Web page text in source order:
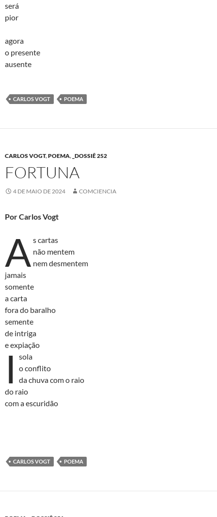
será
pior
agora
o presente
ausente
CARLOS VOGT POEMA
CARLOS VOGT,POEMA, _DOSSIÊ 252
FORTUNA
4 DE MAIO DE 2024 COMCIENCIA
Por Carlos Vogt
A s cartas
não mentem
nem desmentem
jamais
somente
a carta
fora do baralho
semente
de intriga
e expiação
I
sola
o conflito
da chuva com o raio
do raio
com a escuridão
CARLOS VOGT POEMA